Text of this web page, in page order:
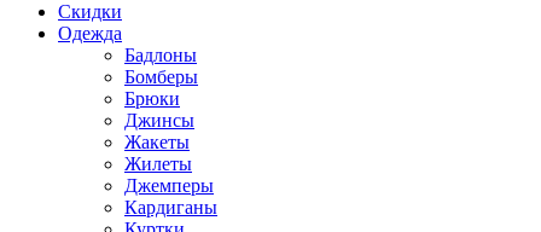
Скидки
Одежда
Бадлоны
Бомберы
Брюки
Джинсы
Жакеты
Жилеты
Джемперы
Кардиганы